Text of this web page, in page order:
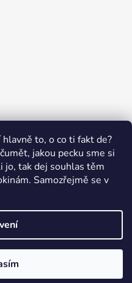
to, o co ti fakt de?
jakou pecku sme si
jo, tak dej souhlas těm
Samozřejmě se v
ráj
Shoptet
- mobilní příslušenství.
vyhrazena.